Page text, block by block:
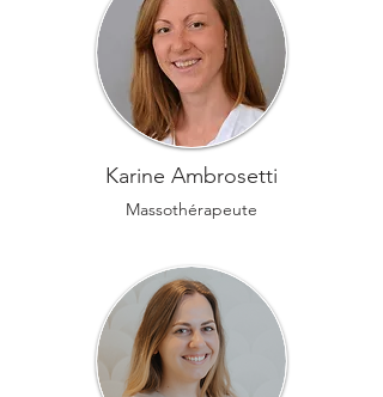
Karine Ambrosetti
Massothérapeute